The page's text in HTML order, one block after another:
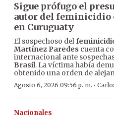
Sigue prófugo el
autor del feminicidio
en Curuguaty
El sospechoso del
Martínez Paredes cuenta
internacional ante
Brasil. La víctima había
obtenido una orden de
Agosto 6, 2026 09:56 p. m. ·
Nacionales